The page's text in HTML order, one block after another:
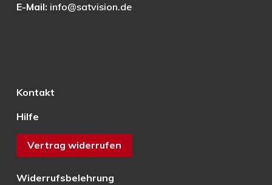
E-Mail: info@satvision.de
Kontakt
Hilfe
Vertrag widerrufen
Widerrufsbelehrung